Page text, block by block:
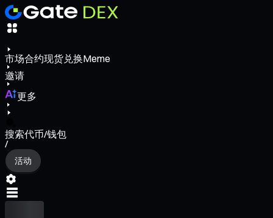
市场合约现货兑换Meme
邀请
更多
搜索代币/钱包
/
活动